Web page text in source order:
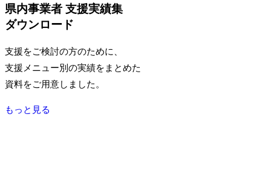
県内事業者 支援実績集
ダウンロード
支援をご検討の方のために、
支援メニュー別の実績をまとめた
資料をご用意しました。
もっと見る